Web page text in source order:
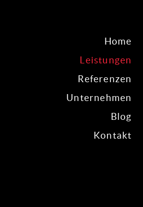
Home
Leistungen
Referenzen
Unternehmen
Blog
Kontakt